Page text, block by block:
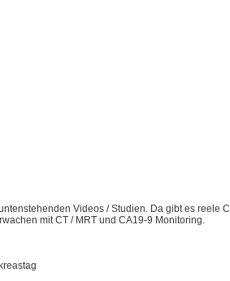
Videos / Studien. Da gibt es reele
mit CT / MRT und CA19-9 Monitoring.